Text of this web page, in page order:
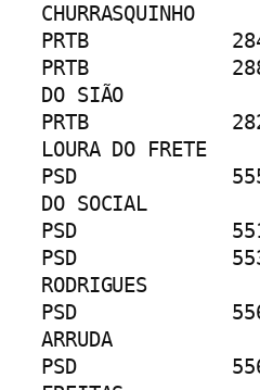
CHURRASQUINHO
PRTB		28888	PR SÉRGIO
DO SIÃO
PRTB		28222	VANETE
LOURA DO FRETE
PSD		55555	ADRIANA
DO SOCIAL
PSD		55333	LUCAS
RODRIGUES
PSD		55670	MARCOS
ARRUDA
PSD		55678	MARCOS